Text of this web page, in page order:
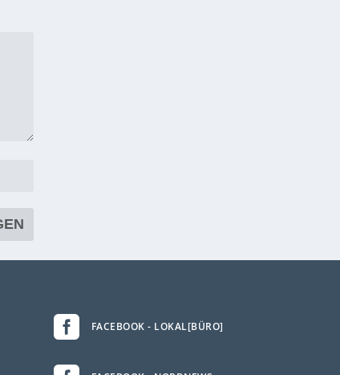
 FACEBOOK - LOKAL[BÜRO]